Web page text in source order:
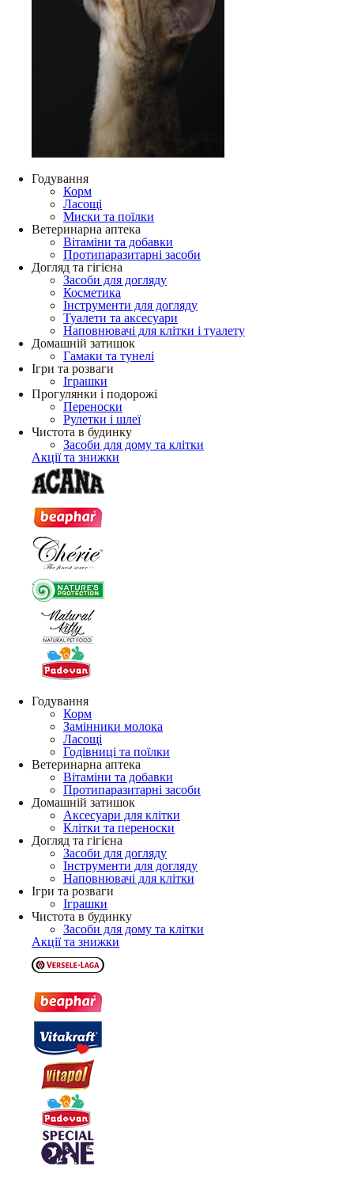
Годування
Корм
Ласощі
Миски та поїлки
Ветеринарна аптека
Вітаміни та добавки
Протипаразитарні засоби
Догляд та гігієна
Засоби для догляду
Косметика
Інструменти для догляду
Туалети та аксесуари
Наповнювачі для клітки і туалету
Домашній затишок
Гамаки та тунелі
Ігри та розваги
Іграшки
Прогулянки і подорожі
Переноски
Рулетки і шлеї
Чистота в будинку
Засоби для дому та клітки
Акції та знижки
Годування
Корм
Замінники молока
Ласощі
Годівниці та поїлки
Ветеринарна аптека
Вітаміни та добавки
Протипаразитарні засоби
Домашній затишок
Аксесуари для клітки
Клітки та переноски
Догляд та гігієна
Засоби для догляду
Інструменти для догляду
Наповнювачі для клітки
Ігри та розваги
Іграшки
Чистота в будинку
Засоби для дому та клітки
Акції та знижки